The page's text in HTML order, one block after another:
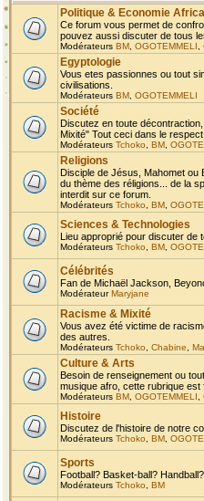
Politique & Economie
Ce forum vous permet de
pouvez aussi discuter de tous
Modérateurs BM OGOTEMMELI
Egyptologie
Vous etes passionnes ou tout
civilisations.
Modérateurs BM OGOTEMMELI
Société
Discutez en toute
Mixité" Tout ceci dans le
Modérateurs Tchoko BM
Religions
Disciple de Jésus, Mahomet ou
du thème des réligions... de la
interdit sur ce forum.
Modérateurs Tchoko BM
Sciences & Technologies
Lieu approprié pour discuter de
Modérateurs Tchoko BM
Célébrités
Fan de Michaël Jackson,
ModérateurMaryjane
Racisme & Mixité
Vous avez été victime de
des autres.
Modérateurs Tchoko Chabine
Culture & Arts
Besoin de renseignement ou
musique afro, cette rubrique est
Modérateurs BM OGOTEMMELI
Histoire
Discutez de l'histoire de notre
Modérateurs Tchoko BM
Sports
Football? Basket-ball?
Modérateurs Tchoko BM